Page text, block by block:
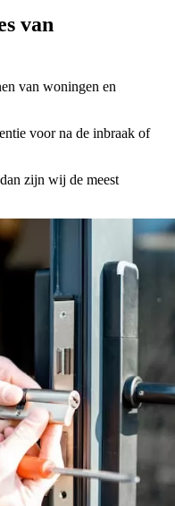
van
van woningen en
voor na de inbraak of
zijn wij de meest